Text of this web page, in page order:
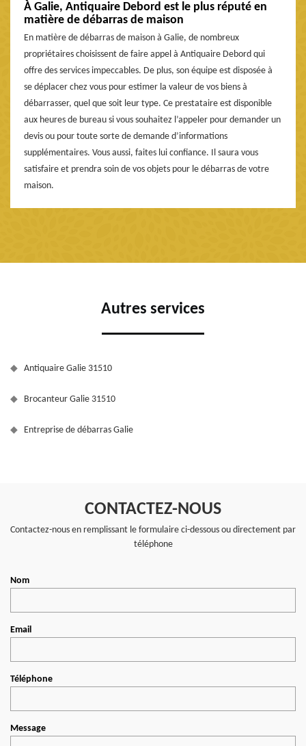
À Galie, Antiquaire Debord est le plus réputé en
matière de débarras de maison
En matière de débarras de maison à Galie, de nombreux
propriétaires choisissent de faire appel à Antiquaire Debord qui
offre des services impeccables. De plus, son équipe est disposée à
se déplacer chez vous pour estimer la valeur de vos biens à
débarrasser, quel que soit leur type. Ce prestataire est disponible
aux heures de bureau si vous souhaitez l’appeler pour demander un
devis ou pour toute sorte de demande d’informations
supplémentaires. Vous aussi, faites lui confiance. Il saura vous
satisfaire et prendra soin de vos objets pour le débarras de votre
maison.
Autres services
Antiquaire Galie 31510
Brocanteur Galie 31510
Entreprise de débarras Galie
CONTACTEZ-NOUS
Contactez-nous en remplissant le formulaire ci-dessous ou directement par
téléphone
Nom
Email
Téléphone
Message